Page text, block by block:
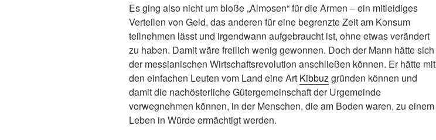
Es ging also nicht um bloße „Almosen“ für die Armen – ein mitleidiges
Verteilen von Geld, das anderen für eine begrenzte Zeit am Konsum
teilnehmen lässt und irgendwann aufgebraucht ist, ohne etwas verändert
zu haben. Damit wäre freilich wenig gewonnen. Doch der Mann hätte sich
der messianischen Wirtschaftsrevolution anschließen können. Er hätte mit
den einfachen Leuten vom Land eine Art Kibbuzgründen können und
damit die nachösterliche Gütergemeinschaft der Urgemeinde
vorwegnehmen können, in der Menschen, die am Boden waren, zu einem
Leben in Würde ermächtigt werden.